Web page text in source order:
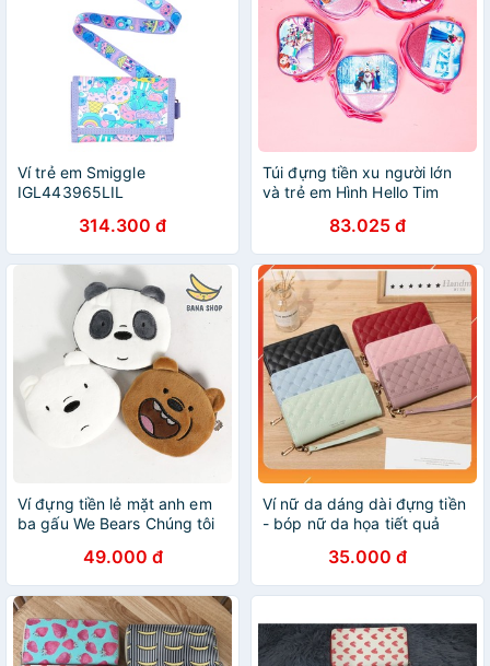
Ví trẻ em Smiggle
IGL443965LIL
314.300 đ
Túi đựng tiền xu người lớn
và trẻ em Hình Hello Tim
83.025 đ
Ví đựng tiền lẻ mặt anh em
ba gấu We Bears Chúng tôi
49.000 đ
Ví nữ da dáng dài đựng tiền
- bóp nữ da họa tiết quả
35.000 đ